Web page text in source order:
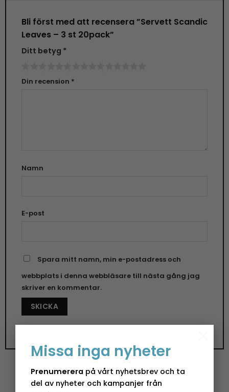
Missa inga nyheter
Prenumerera på vårt nyhetsbrev och ta
del av nyheter och kampanjer från
Bli först med att recensera ”Servett Scandic
Leaves – 3 st 20pack”
Ditt betyg *
Din recension *
Namn
E-post
Spara mitt namn, min e-postadress och
webbplats i denna webbläsare till nästa gång jag
skriver en kommentar.